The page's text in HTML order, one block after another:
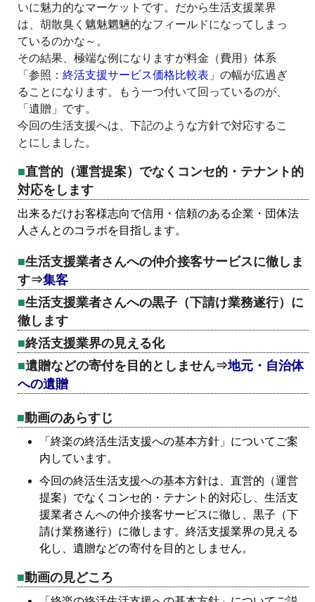
いに魅力的なマーケットです。だから生活支援業界
は、胡散臭く魑魅魍魎的なフィールドになってしまっ
ているのかな～。
その結果、極端な例になりますが料金（費用）体系
「参照： 終活支援サービス価格比較表 」の幅が広過ぎ
ることになります。もう一つ付いて回っているのが、
「遺贈」です。
今回の生活支援へは、下記のような方針で対応するこ
とにしました。
直営的（運営提案）でなくコンセ的・テナント的
対応をします
出来るだけお客様志向で信用・信頼のある企業・団体法
人さんとのコラボを目指します。
生活支援業者さんへの仲介接客サービスに徹しま
す⇒集客
生活支援業者さんへの黒子（下請け業務遂行）に
徹します
終活支援業界の見える化
遺贈などの寄付を目的としません⇒地元・自治体
への遺贈
動画のあらすじ
「終楽の終活生活支援への基本方針」についてご案
内しています。
今回の終活生活支援への基本方針は、直営的（運営
提案）でなくコンセ的・テナント的対応し、生活支
援業者さんへの仲介接客サービスに徹し、黒子（下
請け業務遂行）に徹します。終活支援業界の見える
化し、遺贈などの寄付を目的としません。
動画の見どころ